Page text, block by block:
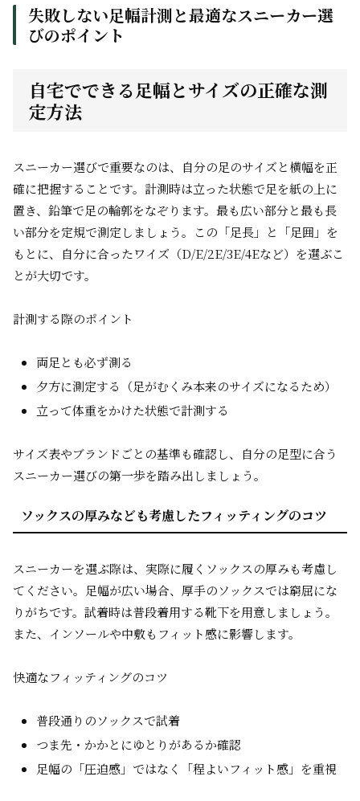
失敗しない足幅計測と最適なスニーカー選
びのポイント
自宅でできる足幅とサイズの正確な測
定方法
スニーカー選びで重要なのは、自分の足のサイズと横幅を正
確に把握することです。計測時は立った状態で足を紙の上に
置き、鉛筆で足の輪郭をなぞります。最も広い部分と最も長
い部分を定規で測定しましょう。この「足長」と「足囲」を
もとに、自分に合ったワイズ（D/E/2E/3E/4Eなど）を選ぶこ
とが大切です。
計測する際のポイント
両足とも必ず測る
夕方に測定する（足がむくみ本来のサイズになるため）
立って体重をかけた状態で計測する
サイズ表やブランドごとの基準も確認し、自分の足型に合う
スニーカー選びの第一歩を踏み出しましょう。
ソックスの厚みなども考慮したフィッティングのコツ
スニーカーを選ぶ際は、実際に履くソックスの厚みも考慮し
てください。足幅が広い場合、厚手のソックスでは窮屈にな
りがちです。試着時は普段着用する靴下を用意しましょう。
また、インソールや中敷もフィット感に影響します。
快適なフィッティングのコツ
普段通りのソックスで試着
つま先・かかとにゆとりがあるか確認
足幅の「圧迫感」ではなく「程よいフィット感」を重視